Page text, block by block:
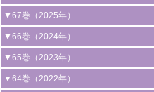
1号 過酸化水素合成に関する研究動向
2号 コンピューター技術により加速する
触媒開発
3号 有機分子変換やCO 資源化のための
光触媒に関する最近の研究
▼67巻（2025年）
1号 CO
水素化によるグリーン燃料/グリ
ーンケミカル製造
2号 水素製造のための水分解技術に関す
る最近の研究
▼66巻（2024年）
1号 低次元ナノ構造を有する触媒材料
2号 規制反応場を活用した固体触媒研究
▼65巻（2023年）
1号 炭素が関わる触媒機能
▼64巻（2022年）